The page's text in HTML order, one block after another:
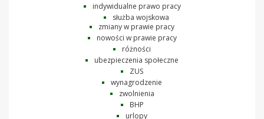
indywidualne prawo pracy
służba wojskowa
zmiany w prawie pracy
nowości w prawie pracy
różności
ubezpieczenia społeczne
ZUS
wynagrodzenie
zwolnienia
BHP
urlopy